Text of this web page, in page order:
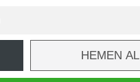
HEMEN AL